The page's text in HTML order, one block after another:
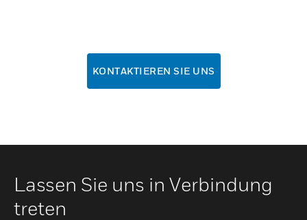
KONTAKTIEREN SIE UNS
Lassen Sie uns in Verbindung
treten